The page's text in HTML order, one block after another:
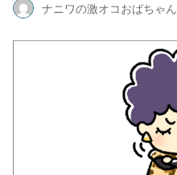
ナニワの激オコおばちゃん